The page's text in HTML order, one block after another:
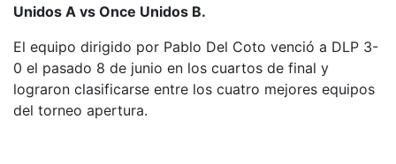
Unidos A vs Once Unidos B.
El equipo dirigido por Pablo Del Coto venció a DLP 3-
0 el pasado 8 de junio en los cuartos de final y
lograron clasificarse entre los cuatro mejores equipos
del torneo apertura.